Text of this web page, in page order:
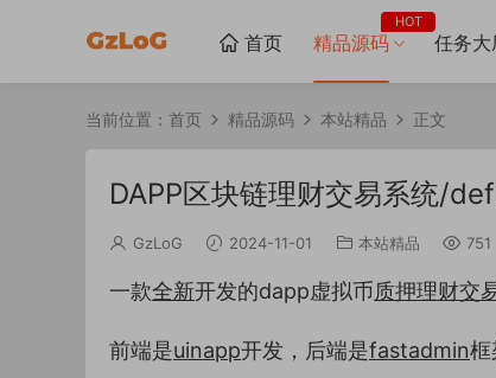
首页 精品源码
HOT
任务大
当前位置： 首页 精品源码 本站精品 正文
DAPP区块链理财交易系统/
GzLoG 2024-11-01 本站精品 751
一款全新开发的dapp虚拟币质押理财交
前端是uinapp开发，后端是fastadmin框